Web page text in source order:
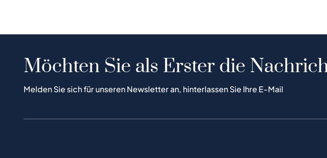
Möchten Sie als Erster die
Melden Sie sich für unseren Newsletter an, hinterlassen Sie Ihre E-Mail